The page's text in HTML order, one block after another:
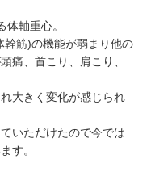
軸重心。
幹筋)の機能が弱まり他の
痛、首こり、肩こり、
大きく変化が感じられ
いただけたので今では
す。